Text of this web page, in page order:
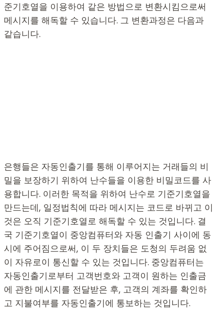
준기호열을 이용하여 같은 방법으로 변환시킴으로써
메시지를 해독할 수 있습니다. 그 변환과정은 다음과
같습니다.
은행들은 자동인출기를 통해 이루어지는 거래들의 비
밀을 보장하기 위하여 난수들을 이용한 비밀코드를 사
용합니다. 이러한 목적을 위하여 난수로 기준기호열을
만드는데, 일정법칙에 따라 메시지는 코드로 바뀌고 이
것은 오직 기준기호열로 해독할 수 있는 것입니다. 결
국 기준기호열이 중앙컴퓨터와 자동 인출기 사이에 동
시에 주어짐으로써, 이 두 장치들은 도청의 두려움 없
이 자유로이 통신할 수 있는 것입니다. 중앙컴퓨터는
자동인출기로부터 고객번호와 고객이 원하는 인출금
에 관한 메시지를 전달받은 후, 고객의 계좌를 확인하
고 지불여부를 자동인출기에 통보하는 것입니다.